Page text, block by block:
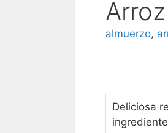
almuerzo,
Deliciosa